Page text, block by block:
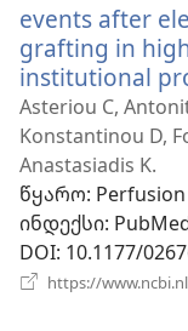
events after
grafting in
institutional
Asteriou C,
Konstantinou D,
Anastasiadis K.
წყარო‎: Perfusion
ინდექსი‎:
DOI‎: 10.1177/
https://